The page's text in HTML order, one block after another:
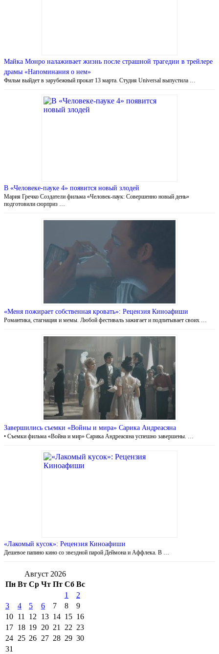
Майка Монро налаживает жизнь после страшной трагедии в трейлере
драмы «Напоминания о нем»
Фильм выйдет в зарубежный прокат 13 марта. Студия Universal выпустила …
В «Человеке-пауке 4» появится новый злодей
Мария Гречко Создатели фильма «Человек-паук: Совершенно новый день»
подготовили сюрприз …
«Меня пожирает собственная кровать»: Рецензия Киноафиши
Романтика, стагнация и мемы. Любой фестиваль зажигает и подпитывает своих …
Завершились съемки «Войны и мира» Сарика Андреасяна
• Съемки фильма «Война и мир» Сарика Андреасяна успешно завершены. …
«Лакомый кусок»: Рецензия Киноафиши
Дешевое папино кино со звездной парой Деймона и Аффлека. В …
Август 2026
Пн Вт Ср Чт Пт Сб Вс
1
2
3
4 5 6 7 8
9
10 11 12 13 14 15 16
17 18 19 20 21 22 23
24 25 26 27 28 29 30
31